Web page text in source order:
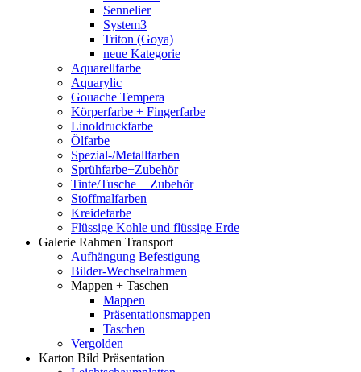
Sennelier
System3
Triton (Goya)
neue Kategorie
Aquarellfarbe
Aquarylic
Gouache Tempera
Körperfarbe + Fingerfarbe
Linoldruckfarbe
Ölfarbe
Spezial-/Metallfarben
Sprühfarbe+Zubehör
Tinte/Tusche + Zubehör
Stoffmalfarben
Kreidefarbe
Flüssige Kohle und flüssige Erde
Galerie Rahmen Transport
Aufhängung Befestigung
Bilder-Wechselrahmen
Mappen + Taschen
Mappen
Präsentationsmappen
Taschen
Vergolden
Karton Bild Präsentation